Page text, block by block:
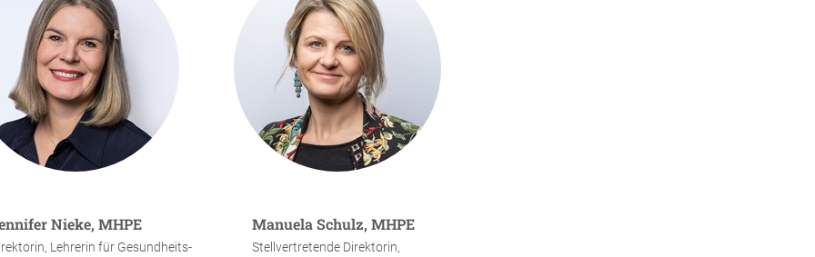
Nieke, MHPE
Lehrerin für Gesundheits-
Manuela Schulz, MHPE
Stellvertretende Direktorin,